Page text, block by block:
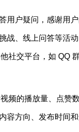
用户疑问，感谢用
战、线上问答等活
社交平台，如 QQ
频的播放量、点赞
容方向、发布时间